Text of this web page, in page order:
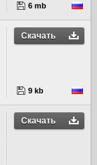
6 mb
Скачать
9 kb
Скачать